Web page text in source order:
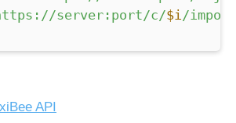
server:port/c/$i /
API